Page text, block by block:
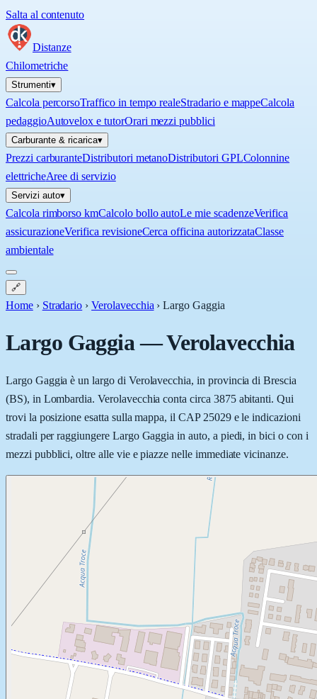
Salta al contenuto
Distanze
Chilometriche
Strumenti▾
Calcola percorsoTraffico in tempo realeStradario e mappeCalcola
pedaggioAutovelox e tutorOrari mezzi pubblici
Carburante & ricarica▾
Prezzi carburanteDistributori metanoDistributori GPLColonnine
elettricheAree di servizio
Servizi auto▾
Calcola rimborso kmCalcolo bollo autoLe mie scadenzeVerifica
assicurazioneVerifica revisioneCerca officina autorizzataClasse
ambientale
🔗
Home › Stradario › Verolavecchia ›Largo Gaggia
Largo Gaggia—Verolavecchia
Largo Gaggia è un largo di Verolavecchia, in provincia di Brescia
(BS), in Lombardia. Verolavecchia conta circa 3875 abitanti. Qui
trovi la posizione esatta sulla mappa, il CAP 25029 e le indicazioni
stradali per raggiungere Largo Gaggia in auto, a piedi, in bici o con i
mezzi pubblici, oltre alle vie e piazze nelle immediate vicinanze.